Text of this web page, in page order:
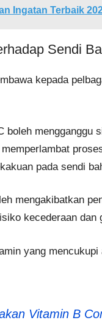
Ingatan Terbaik
Sendi
kepada
boleh mengganggu
pada sendi
mengakibatkan
kecederaan dan
yang
Vitamin B